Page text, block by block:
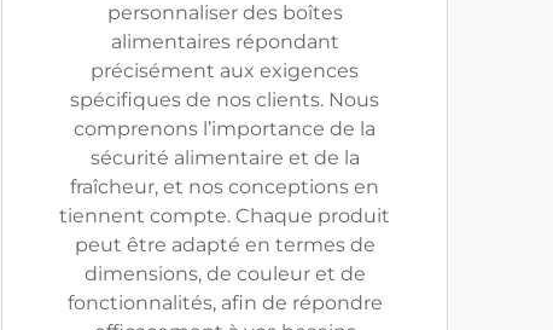
personnaliser des boîtes
alimentaires répondant
précisément aux exigences
spécifiques de nos clients. Nous
comprenons l’importance de la
sécurité alimentaire et de la
fraîcheur, et nos conceptions en
tiennent compte. Chaque produit
peut être adapté en termes de
dimensions, de couleur et de
fonctionnalités, afin de répondre